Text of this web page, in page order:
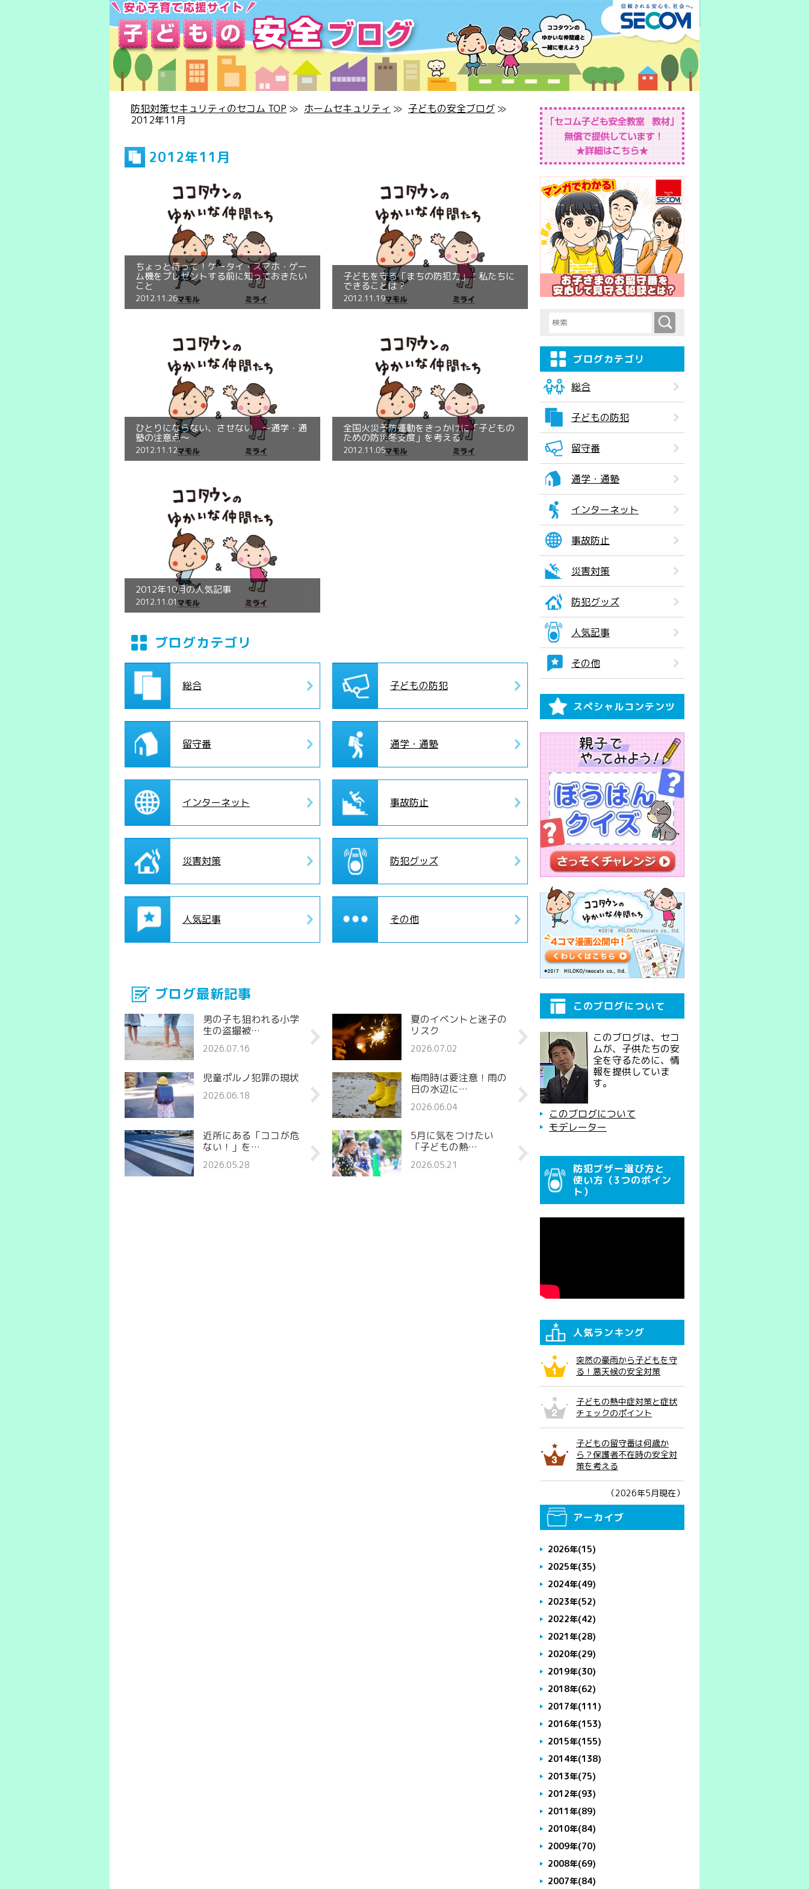
防犯対策セキュリティのセコム TOP ≫ ホームセキュリティ ≫ 子どもの安全ブログ ≫
2012年11月
2012年11月
ちょっと待って！ケータイ・スマホ・ゲー
ム機をプレゼントする前に知っておきたい
こと
2012.11.26
子どもを守る「まちの防犯力」！私たちに
できることは？
2012.11.19
ひとりにならない、させない ～通学・通
塾の注意点～
2012.11.12
全国火災予防運動をきっかけに「子どもの
ための防災冬支度」を考える
2012.11.05
2012年10月の人気記事
2012.11.01
ブログカテゴリ
総合 子どもの防犯
留守番 通学・通塾
インターネット 事故防止
災害対策 防犯グッズ
人気記事 その他
ブログ最新記事
男の子も狙われる小学
生の盗撮被…
2026.07.16
夏のイベントと迷子の
リスク
2026.07.02
児童ポルノ犯罪の現状
2026.06.18
梅雨時は要注意！雨の
日の水辺に…
2026.06.04
近所にある「ココが危
ない！」を…
2026.05.28
5月に気をつけたい
「子どもの熱…
2026.05.21
検索キーワード入力 検索
ブログカテゴリ
総合
子どもの防犯
留守番
通学・通塾
インターネット
事故防止
災害対策
防犯グッズ
人気記事
その他
スペシャルコンテンツ
このブログについて
このブログは、セコ
ムが、子供たちの安
全を守るために、情
報を提供していま
す。
このブログについて
モデレーター
防犯ブザー選び方と
使い方（3つのポイン
ト）
人気ランキング
突然の豪雨から子どもを守
る！悪天候の安全対策
子どもの熱中症対策と症状
チェックのポイント
子どもの留守番は何歳か
ら？保護者不在時の安全対
策を考える
（2026年5月現在）
アーカイブ
2026年(15)
2025年(35)
2024年(49)
2023年(52)
2022年(42)
2021年(28)
2020年(29)
2019年(30)
2018年(62)
2017年(111)
2016年(153)
2015年(155)
2014年(138)
2013年(75)
2012年(93)
2011年(89)
2010年(84)
2009年(70)
2008年(69)
2007年(84)